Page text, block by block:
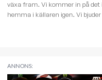
växa fram. Vi kommer in på det
hemma i källaren igen. Vi
ANNONS: